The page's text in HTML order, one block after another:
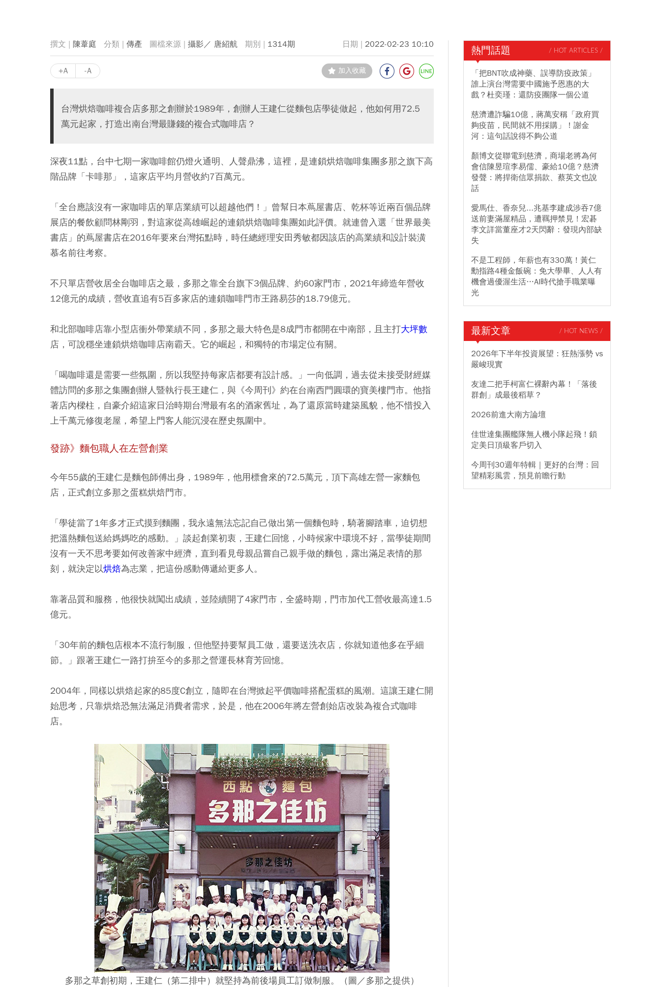
陳葦庭 傳產 攝影／ 唐紹航 1314期 2022-02-23 10:10
+A -A 加入收藏
台灣烘焙咖啡複合店多那之創辦於1989年，創辦人王建仁從麵包店學徒做起，他如何用72.5
萬元起家，打造出南台灣最賺錢的複合式咖啡店？
深夜11點，台中七期一家咖啡館仍燈火通明、人聲鼎沸，這裡，是連鎖烘焙咖啡集團多那之旗下高
階品牌「卡啡那」，這家店平均月營收約7百萬元。
「全台應該沒有一家咖啡店的單店業績可以超越他們！」曾幫日本蔦屋書店、乾杯等近兩百個品牌
展店的餐飲顧問林剛羽，對這家從高雄崛起的連鎖烘焙咖啡集團如此評價。就連曾入選「世界最美
書店」的蔦屋書店在2016年要來台灣拓點時，時任總經理安田秀敏都因該店的高業績和設計裝潢
慕名前往考察。
不只單店營收居全台咖啡店之最，多那之靠全台旗下3個品牌、約60家門市，2021年締造年營收
12億元的成績，營收直追有5百多家店的連鎖咖啡門市王路易莎的18.79億元。
和北部咖啡店靠小型店衝外帶業績不同，多那之最大特色是8成門市都開在中南部，且主打大坪數
店，可說穩坐連鎖烘焙咖啡店南霸天。它的崛起，和獨特的市場定位有關。
「喝咖啡還是需要一些氛圍，所以我堅持每家店都要有設計感。」一向低調，過去從未接受財經媒
體訪問的多那之集團創辦人暨執行長王建仁，與《今周刊》約在台南西門圓環的寶美樓門市。他指
著店內樑柱，自豪介紹這家日治時期台灣最有名的酒家舊址，為了還原當時建築風貌，他不惜投入
上千萬元修復老屋，希望上門客人能沉浸在歷史氛圍中。
發跡》麵包職人在左營創業
今年55歲的王建仁是麵包師傅出身，1989年，他用標會來的72.5萬元，頂下高雄左營一家麵包
店，正式創立多那之蛋糕烘焙門市。
「學徒當了1年多才正式摸到麵團，我永遠無法忘記自己做出第一個麵包時，騎著腳踏車，迫切想
把溫熱麵包送給媽媽吃的感動。」談起創業初衷，王建仁回憶，小時候家中環境不好，當學徒期間
沒有一天不思考要如何改善家中經濟，直到看見母親品嘗自己親手做的麵包，露出滿足表情的那
刻，就決定以烘焙為志業，把這份感動傳遞給更多人。
靠著品質和服務，他很快就闖出成績，並陸續開了4家門市，全盛時期，門市加代工營收最高達1.5
億元。
「30年前的麵包店根本不流行制服，但他堅持要幫員工做，還要送洗衣店，你就知道他多在乎細
節。」跟著王建仁一路打拚至今的多那之營運長林育芳回憶。
2004年，同樣以烘焙起家的85度C創立，隨即在台灣掀起平價咖啡搭配蛋糕的風潮。這讓王建仁開
始思考，只靠烘焙恐無法滿足消費者需求，於是，他在2006年將左營創始店改裝為複合式咖啡
店。
多那之草創初期，王建仁（第二排中）就堅持為前後場員工訂做制服。（圖／多那之提供）
熱門話題 / HOT ARTICLES /
「把BNT吹成神藥、誤導防疫政策」
誰上演台灣需要中國施予恩惠的大
戲？杜奕瑾：還防疫團隊一個公道
慈濟遭詐騙10億，蔣萬安稱「政府買
夠疫苗，民間就不用採購」！謝金
河：這句話說得不夠公道
顏博文從聯電到慈濟，商場老將為何
會信陳昱瑄李易儒、豪給10億？慈濟
發聲：將捍衛信眾捐款、蔡英文也說
話
愛馬仕、香奈兒...兆基李建成涉吞7億
送前妻滿屋精品，遭羈押禁見！宏碁
李文詳當董座才2天閃辭：發現內部缺
失
不是工程師，年薪也有330萬！黃仁
勳指路4種金飯碗：免大學畢、人人有
機會過優渥生活…AI時代搶手職業曝
光
最新文章 / HOT NEWS /
2026年下半年投資展望：狂熱漲勢 vs
嚴峻現實
友達二把手柯富仁裸辭內幕！「落後
群創」成最後稻草？
2026前進大南方論壇
佳世達集團艦隊無人機小隊起飛！鎖
定美日頂級客戶切入
今周刊30週年特輯｜更好的台灣：回
望精彩風雲，預見前瞻行動